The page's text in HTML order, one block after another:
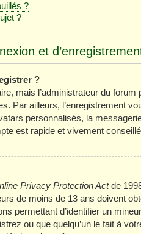
?
?
et
?
mais l’administrateur du
Par ailleurs, l’enregistrement
personnalisés, la
est rapide et vivement
Privacy Protection Actde
de moins de 13 ans doivent
permettant d’identifier un
ou que quelqu’un le fait à